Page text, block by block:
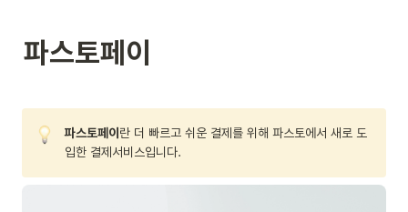
파스토페이
파스토페이 란 더 빠르고 쉬운 결제를 위해 파스토에서 새로 도
입한 결제서비스입니다.